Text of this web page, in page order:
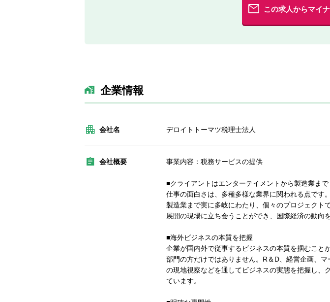
この求人からマイ
企業情報
会社名 デロイトトーマツ税理士法人
会社概要 事業内容：税務サービスの提供
■クライアントはエンターテイメントから製造業ま
仕事の面白さは、多種多様な業界に関われる点です
製造業まで実に多岐にわたり、個々のプロジェクト
展開の現場に立ち会うことができ、国際経済の動向
■海外ビジネスの本質を把握
企業が国内外で従事するビジネスの本質を掴むこと
部門の方だけではありません。R＆D、経営企画、
の現地視察などを通してビジネスの実態を把握し、
ています。